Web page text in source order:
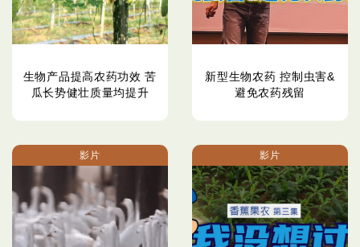
生物产品提高农药功效 苦
瓜长势健壮质量均提升
新型生物农药 控制虫害&
避免农药残留
影片 影片